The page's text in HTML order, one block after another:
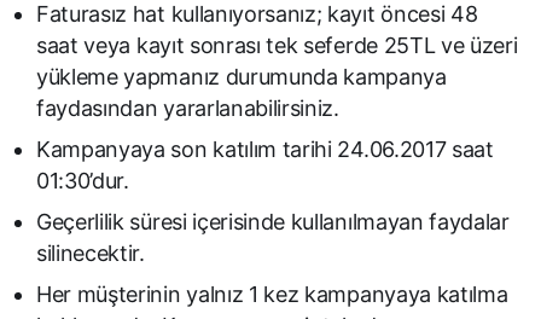
Faturasız hat kullanıyorsanız; kayıt öncesi 48
saat veya kayıt sonrası tek seferde 25TL ve üzeri
yükleme yapmanız durumunda kampanya
faydasından yararlanabilirsiniz.
Kampanyaya son katılım tarihi 24.06.2017 saat
01:30’dur.
Geçerlilik süresi içerisinde kullanılmayan faydalar
silinecektir.
Her müşterinin yalnız 1 kez kampanyaya katılma